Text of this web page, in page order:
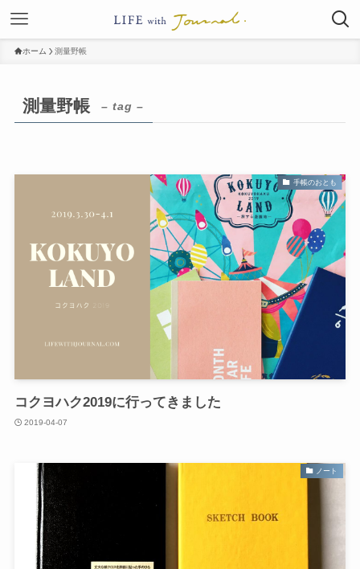
ホーム 測量野帳
測量野帳 – tag –
手帳のおとも
コクヨハク2019に行ってきました
2019-04-07
ノート